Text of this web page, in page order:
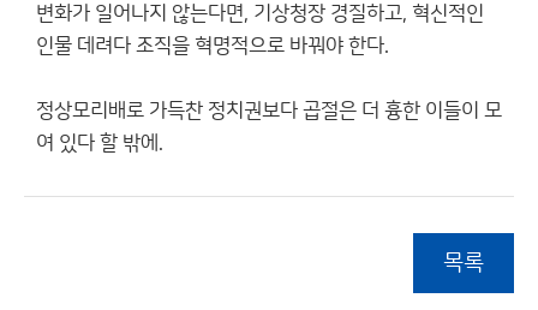
변화가 일어나지 않는다면, 기상청장 경질하고, 혁신적인
인물 데려다 조직을 혁명적으로 바꿔야 한다.
정상모리배로 가득찬 정치권보다 곱절은 더 흉한 이들이 모
여 있다 할 밖에.
목록